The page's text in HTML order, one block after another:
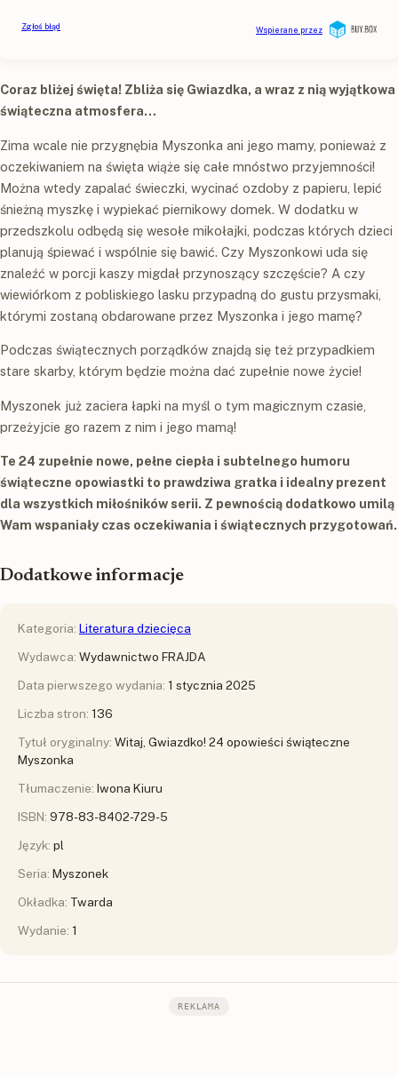
Coraz bliżej święta! Zbliża się Gwiazdka, a wraz z nią wyjątkowa
świąteczna atmosfera…
Zima wcale nie przygnębia Myszonka ani jego mamy, ponieważ z
oczekiwaniem na święta wiąże się całe mnóstwo przyjemności!
Można wtedy zapalać świeczki, wycinać ozdoby z papieru, lepić
śnieżną myszkę i wypiekać piernikowy domek. W dodatku w
przedszkolu odbędą się wesołe mikołajki, podczas których dzieci
planują śpiewać i wspólnie się bawić. Czy Myszonkowi uda się
znaleźć w porcji kaszy migdał przynoszący szczęście? A czy
wiewiórkom z pobliskiego lasku przypadną do gustu przysmaki,
którymi zostaną obdarowane przez Myszonka i jego mamę?
Podczas świątecznych porządków znajdą się też przypadkiem
stare skarby, którym będzie można dać zupełnie nowe życie!
Myszonek już zaciera łapki na myśl o tym magicznym czasie,
przeżyjcie go razem z nim i jego mamą!
Te 24 zupełnie nowe, pełne ciepła i subtelnego humoru
świąteczne opowiastki to prawdziwa gratka i idealny prezent
dla wszystkich miłośników serii. Z pewnością dodatkowo umilą
Wam wspaniały czas oczekiwania i świątecznych przygotowań.
Dodatkowe informacje
Kategoria: Literatura dziecięca
Wydawca: Wydawnictwo FRAJDA
Data pierwszego wydania: 1 stycznia 2025
Liczba stron: 136
Tytuł oryginalny: Witaj, Gwiazdko! 24 opowieści świąteczne
Myszonka
Tłumaczenie: Iwona Kiuru
ISBN: 978-83-8402-729-5
Język: pl
Seria: Myszonek
Okładka: Twarda
Wydanie: 1
REKLAMA